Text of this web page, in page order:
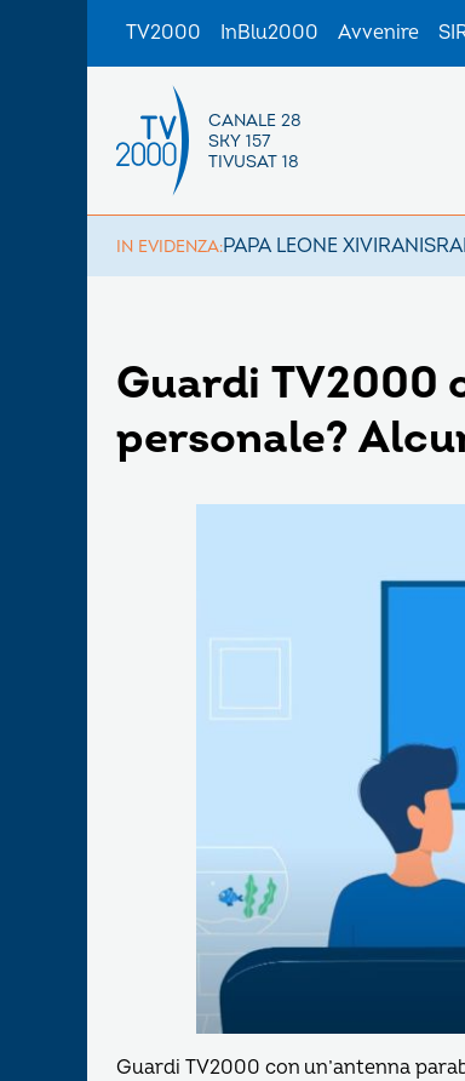
TV2000 InBlu2000 Avvenire
CANALE 28
SKY 157
TIVUSAT 18
IN EVIDENZA:PAPA LEONE XIVIRAN
Guardi TV2000
personale?
Guardi TV2000 con un’antenna